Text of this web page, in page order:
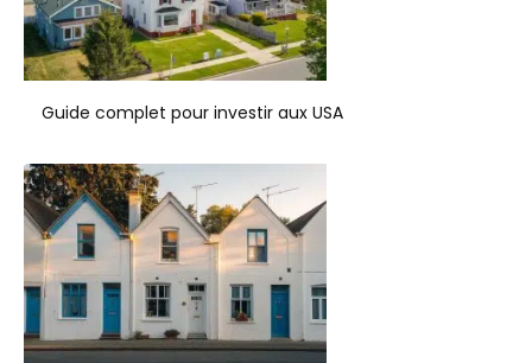
Guide complet pour investir aux USA